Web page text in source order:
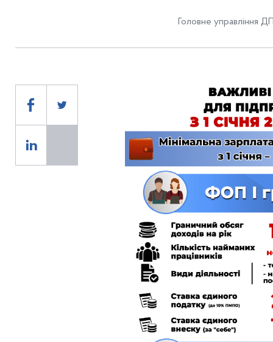
Головне управління